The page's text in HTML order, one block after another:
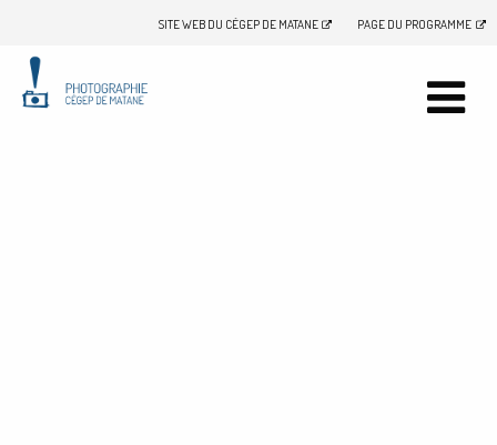
SITE WEB DU CÉGEP DE MATANE PAGE DU PROGRAMME